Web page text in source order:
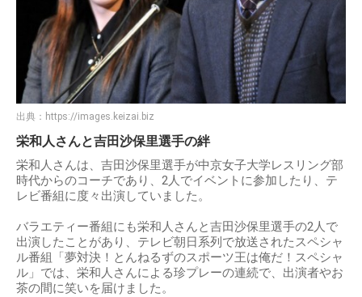
出典： https://images.keizai.biz
栄和人さんと吉田沙保里選手の絆
栄和人さんは、吉田沙保里選手が中京女子大学レスリング部
時代からのコーチであり、2人でイベントに参加したり、テ
レビ番組に度々出演していました。
バラエティー番組にも栄和人さんと吉田沙保里選手の2人で
出演したことがあり、テレビ朝日系列で放送されたスペシャ
ル番組「夢対決！とんねるずのスポーツ王は俺だ！スペシャ
ル」では、栄和人さんによる珍プレーの連続で、出演者やお
茶の間に笑いを届けました。